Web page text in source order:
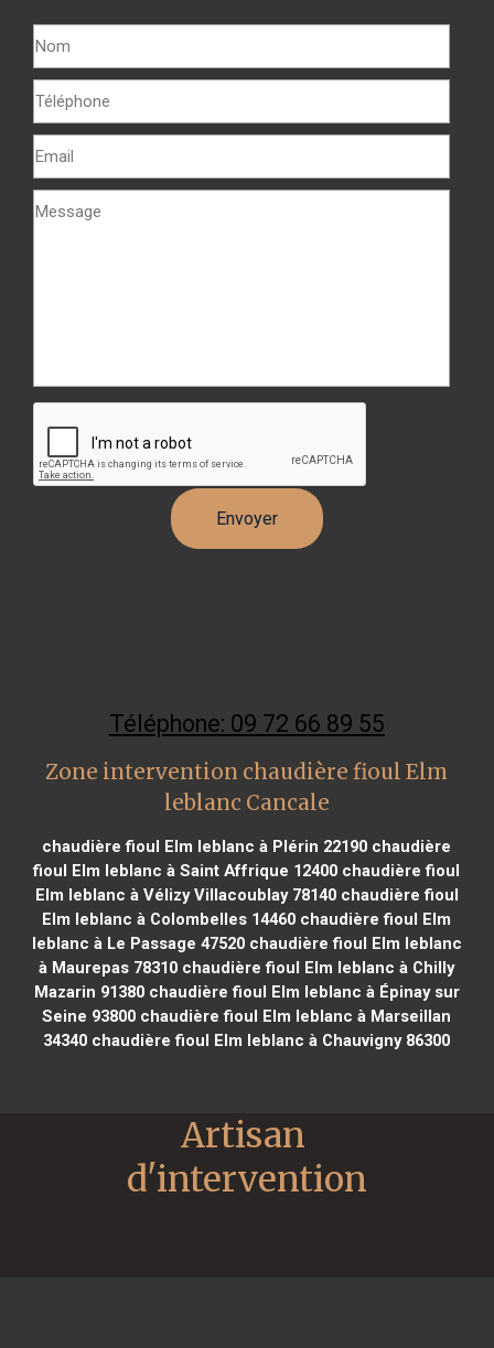
Téléphone: 09 72 66 89 55
Zone intervention chaudière fioul Elm
leblanc Cancale
chaudière fioul Elm leblanc à Plérin 22190 chaudière
fioul Elm leblanc à Saint Affrique 12400 chaudière fioul
Elm leblanc à Vélizy Villacoublay 78140chaudière fioul
Elm leblanc à Colombelles 14460 chaudière fioul Elm
leblanc à Le Passage 47520chaudière fioul Elm leblanc
à Maurepas 78310 chaudière fioul Elm leblanc à Chilly
Mazarin 91380chaudière fioul Elm leblanc à Épinay sur
Seine 93800 chaudière fioul Elm leblanc à Marseillan
34340 chaudière fioul Elm leblanc à Chauvigny 86300
Artisan
d'intervention